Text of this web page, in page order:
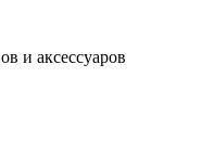
и аксессуаров